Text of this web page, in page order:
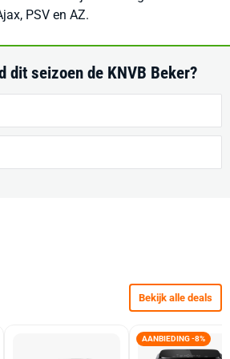
PSV en AZ.
dit seizoen de KNVB Beker?
Bekijk alle deals
AANBIEDING -8%